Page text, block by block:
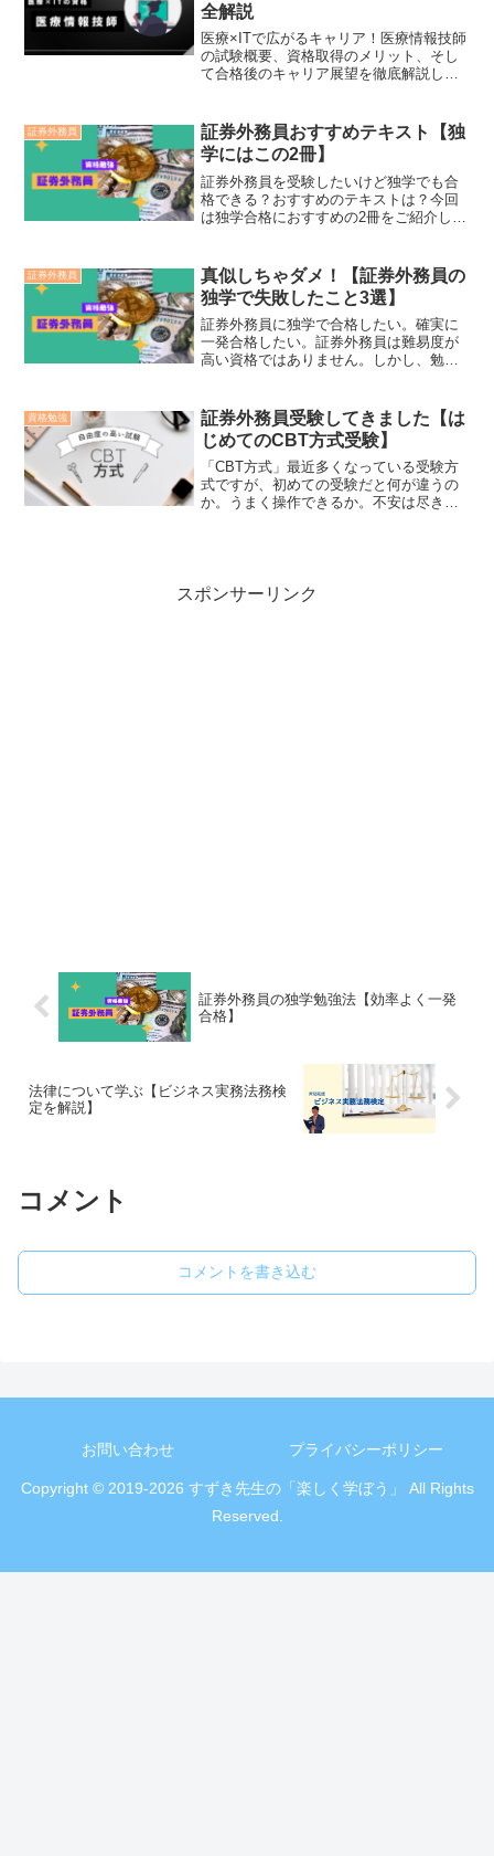
全解説
医療×ITで広がるキャリア！医療情報技師
の試験概要、資格取得のメリット、そし
て合格後のキャリア展望を徹底解説しま
い。
証券外務員
証券外務員おすすめテキスト【独
学にはこの2冊】
証券外務員を受験したいけど独学でも合
格できる？おすすめのテキストは？今回
は独学合格におすすめの2冊をご紹介しま
証券外務員
真似しちゃダメ！【証券外務員の
独学で失敗したこと3選】
証券外務員に独学で合格したい。確実に
一発合格したい。証券外務員は難易度が
高い資格ではありません。しかし、勉強
経験から失敗した点を紹介します。証券
外務員の受験を考えている、受験をする
という方は是非ご覧ください。
資格勉強
証券外務員受験してきました【は
じめてのCBT方式受験】
「CBT方式」最近多くなっている受験方
式ですが、初めての受験だと何が違うの
か。うまく操作できるか。不安は尽きま
スポンサーリンク
証券外務員の独学勉強法【効率よく一発
合格】
法律について学ぶ【ビジネス実務法務検
定を解説】
コメント
コメントを書き込む
お問い合わせ プライバシーポリシー
Copyright © 2019-2026 すずき先生の「楽しく学ぼう」 All Rights
Reserved.